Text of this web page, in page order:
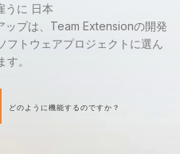
うに 日本
ップは、Team Extensionの開発
フトウェアプロジェクトに選ん
す。
どのように機能するのですか？